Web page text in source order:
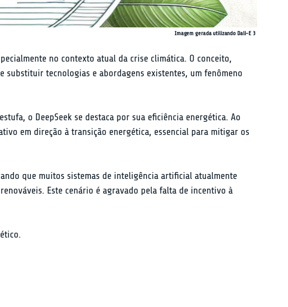
Imagem gerada utilizando Dall-E 3
no contexto atual da crise climática. O conceito,
substituir tecnologias e abordagens existentes, um fenômeno
o DeepSeek se destaca por sua eficiência energética. Ao
em direção à transição energética, essencial para mitigar os
que muitos sistemas de inteligência artificial atualmente
Este cenário é agravado pela falta de incentivo à